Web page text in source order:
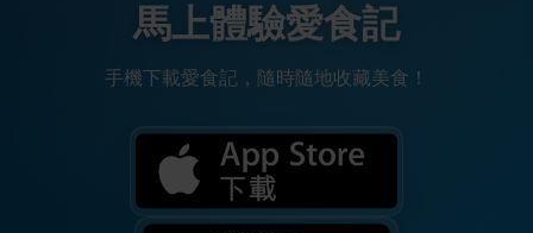
馬上體驗愛食記
手機下載愛食記，隨時隨地收藏美食！